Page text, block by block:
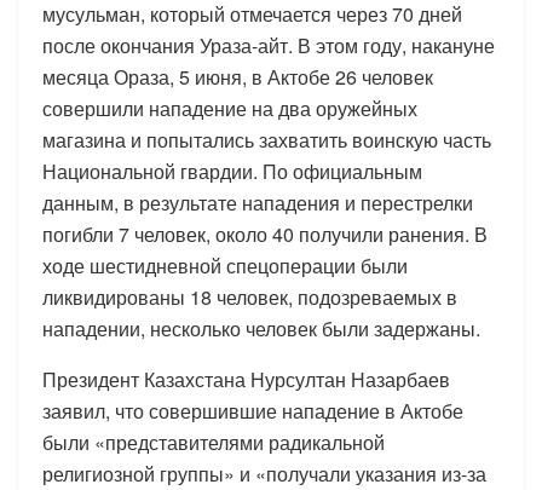
мусульман, который отмечается через 70 дней
после окончания Ураза-айт. В этом году, накануне
месяца Ораза, 5 июня, в Актобе 26 человек
совершили нападение на два оружейных
магазина и попытались захватить воинскую часть
Национальной гвардии. По официальным
данным, в результате нападения и перестрелки
погибли 7 человек, около 40 получили ранения. В
ходе шестидневной спецоперации были
ликвидированы 18 человек, подозреваемых в
нападении, несколько человек были задержаны.
Президент Казахстана Нурсултан Назарбаев
заявил, что совершившие нападение в Актобе
были «представителями радикальной
религиозной группы» и «получали указания из-за